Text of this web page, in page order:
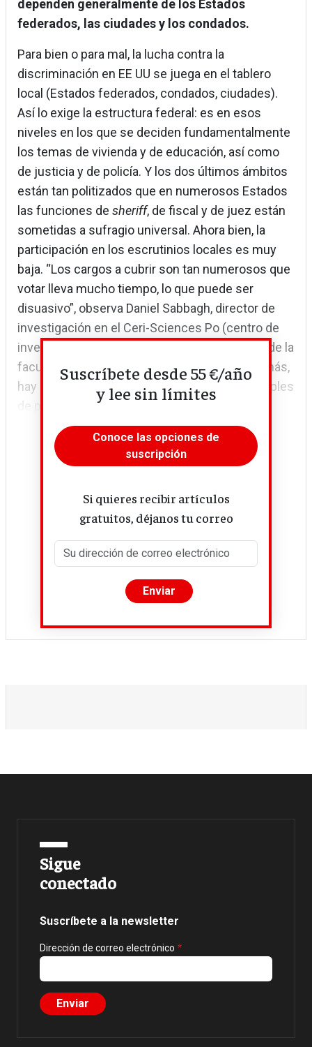
dependen generalmente de los Estados
federados, las ciudades y los condados.
Para bien o para mal, la lucha contra la
discriminación en EE UU se juega en el tablero
local (Estados federados, condados, ciudades).
Así lo exige la estructura federal: es en esos
niveles en los que se deciden fundamentalmente
los temas de vivienda y de educación, así como
de justicia y de policía. Y los dos últimos ámbitos
están tan politizados que en numerosos Estados
las funciones de sheriff, de fiscal y de juez están
sometidas a sufragio universal. Ahora bien, la
participación en los escrutinios locales es muy
baja. “Los cargos a cubrir son tan numerosos que
votar lleva mucho tiempo, lo que puede ser
disuasivo”, observa Daniel Sabbagh, director de
investigación en el Ceri-Sciences Po (centro de
investigaciones internacionales dependiente de la
facultad de Ciencias Políticas de París). “Además,
hay que entender las atribuciones de las múltiples
de personas que hay que designar”, añade....
Suscríbete desde 55 €/año
y lee sin límites
Conoce las opciones de
suscripción
Si quieres recibir artículos
gratuitos, déjanos tu correo
Sigue
conectado
Suscríbete a la newsletter
Dirección de correo electrónico